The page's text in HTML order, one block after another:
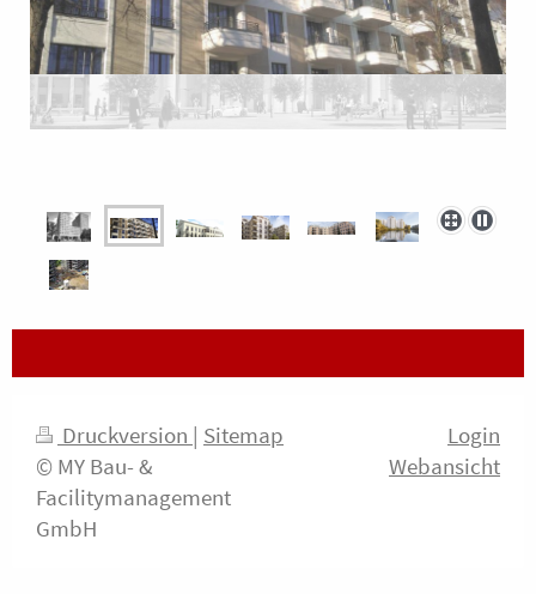
Druckversion | Sitemap
© MY Bau- &
Facilitymanagement
GmbH
Login
Webansicht